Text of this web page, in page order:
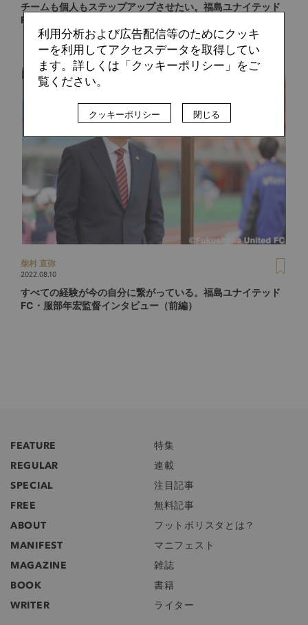
チームも個人もステップアップさせたい。福島ユナイテッド
FC・服部年宏監督インタビュー（後編）
柴村 直弥
2022.08.10
すべての経験が今の自分に繋がっている。福島ユナイテッド
FC・服部年宏監督インタビュー（前編）
FEATURE
特集
REGULAR
連載
SPECIAL
注目記事
FREE
無料記事
ABOUT
フットボリスタとは？
MANIFEST
マニフェスト
MAGAZINE
雑誌
BOOK
書籍
WRITER
ライター
利用分析および広告配信等のためにクッキ
ーを利用してアクセスデータを取得してい
ます。詳しくは「クッキーポリシー」をご
覧ください。
クッキーポリシー 閉じる